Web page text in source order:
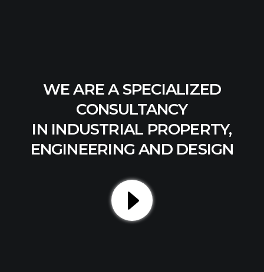
WE ARE A SPECIALIZED
CONSULTANCY
IN INDUSTRIAL PROPERTY,
ENGINEERING AND DESIGN